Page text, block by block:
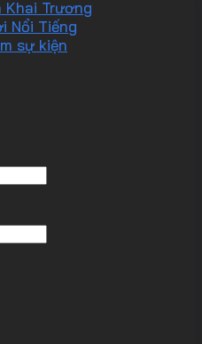
Khai Trương
Nổi Tiếng
sự kiện